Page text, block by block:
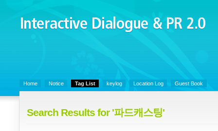
Interactive Dialogue &
PR 2.0
Home Notice Tag List keylog Location Log Guest Book
Search Results for '파드캐스팅'